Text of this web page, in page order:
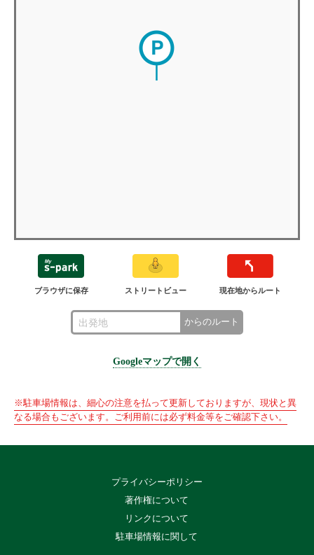
ブラウザに保存 ストリートビュー 現在地からルート
からのルート
Googleマップで開く
※駐車場情報は、細心の注意を払って更新しておりますが、現状と異
なる場合もございます。ご利用前には必ず料金等をご確認下さい。
プライバシーポリシー
著作権について
リンクについて
駐車場情報に関して